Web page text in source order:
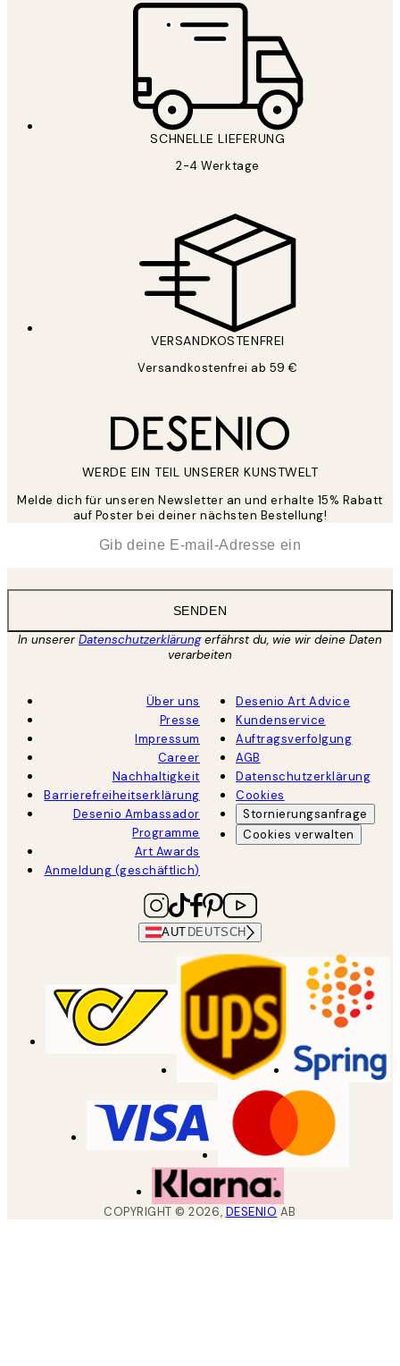
SCHNELLE LIEFERUNG
2-4 Werktage
VERSANDKOSTENFREI
Versandkostenfrei ab 59 €
WERDE EIN TEIL UNSERER KUNSTWELT
Melde dich für unseren Newsletter an und erhalte 15% Rabatt
auf Poster bei deiner nächsten Bestellung!
SENDEN
In unsererDatenschutzerklärungerfährst du, wie wir deine Daten
verarbeiten
Über uns
Presse
Impressum
Career
Nachhaltigkeit
Barrierefreiheitserklärung
Desenio Ambassador
Programme
Art Awards
Anmeldung (geschäftlich)
Desenio Art Advice
Kundenservice
Auftragsverfolgung
AGB
Datenschutzerklärung
Cookies
Stornierungsanfrage
Cookies verwalten
AUT DEUTSCH
COPYRIGHT ©2026, DESENIO AB